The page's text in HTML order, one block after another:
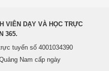
VIÊN DẠY VÀ HỌC TRỰC
365.
tuyến số 4001034390
Nam cấp ngày